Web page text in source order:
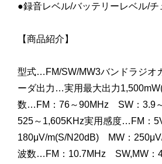
●録音レベル/バッテリーレベル/
【商品紹介】
型式…FM/SW/MW3バンドラジオ
ーダ出力…実用最大出力
数…FM：76～90MHz SW：3.9
525～1,605KHz実用感度…FM：
180μV/m(S/N20dB) MW：
波数…FM：10.7MHz SW,MW：